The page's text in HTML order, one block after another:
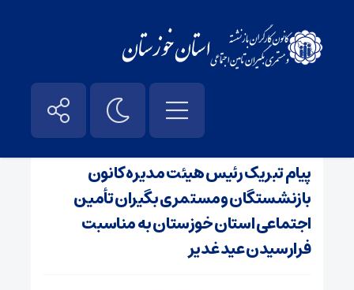
پیام تبریک رئیس هیئت مدیره کانون
بازنشستگان ومستمری بگیران تأمین
اجتماعی استان خوزستان به مناسبت
فرارسیدن عید غدیر